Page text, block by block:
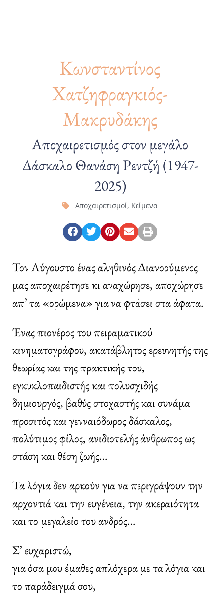
Κωνσταντίνος
Χατζηφραγκιός-
Μακρυδάκης
Αποχαιρετισμός στον μεγάλο
Δάσκαλο Θανάση Ρεντζή (1947-
2025)
Αποχαιρετισμοί, Κείμενα
Τον Αύγουστο ένας αληθινός Διανοούμενος
μας αποχαιρέτησε κι αναχώρησε, αποχώρησε
απ’ τα «ορώμενα» για να φτάσει στα άφατα.
Ένας πιονέρος του πειραματικού
κινηματογράφου, ακατάβλητος ερευνητής της
θεωρίας και της πρακτικής του,
εγκυκλοπαιδιστής και πολυσχιδής
δημιουργός, βαθύς στοχαστής και συνάμα
προσιτός και γενναιόδωρος δάσκαλος,
πολύτιμος φίλος, ανιδιοτελής άνθρωπος ως
στάση και θέση ζωής…
Τα λόγια δεν αρκούν για να περιγράψουν την
αρχοντιά και την ευγένεια, την ακεραιότητα
και το μεγαλείο του ανδρός…
Σ’ ευχαριστώ,
για όσα μου έμαθες απλόχερα με τα λόγια και
το παράδειγμά σου,